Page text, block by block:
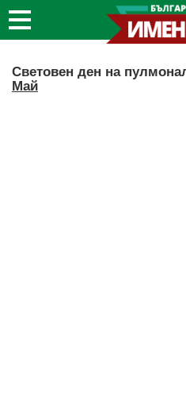
Световен ден на
Май